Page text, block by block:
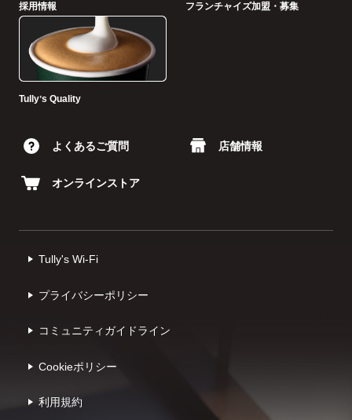
採用情報 フランチャイズ加盟・募集
Tullyʼs Quality
よくあるご質問 店舗情報
オンラインストア
Tully's Wi-Fi
プライバシーポリシー
コミュニティガイドライン
Cookieポリシー
利⽤規約